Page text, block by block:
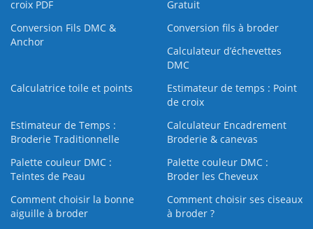
croix PDF
Gratuit
Conversion Fils DMC &
Anchor
Conversion fils à broder
Calculateur d’échevettes
DMC
Calculatrice toile et points
Estimateur de temps : Point
de croix
Estimateur de Temps :
Broderie Traditionnelle
Calculateur Encadrement
Broderie & canevas
Palette couleur DMC :
Teintes de Peau
Palette couleur DMC :
Broder les Cheveux
Comment choisir la bonne
aiguille à broder
Comment choisir ses ciseaux
à broder ?